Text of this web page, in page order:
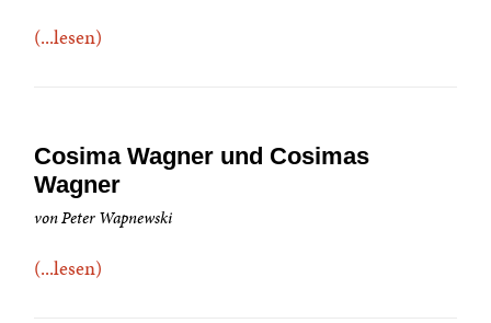
(...lesen)
Cosima Wagner und Cosimas
Wagner
von Peter Wapnewski
(...lesen)